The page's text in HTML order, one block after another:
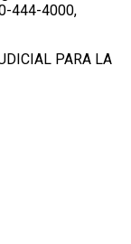
444-4000,
PARA LA